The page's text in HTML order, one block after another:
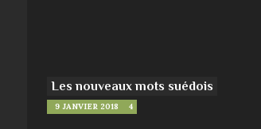
Les nouveaux mots suédois
9 JANVIER 2018 4